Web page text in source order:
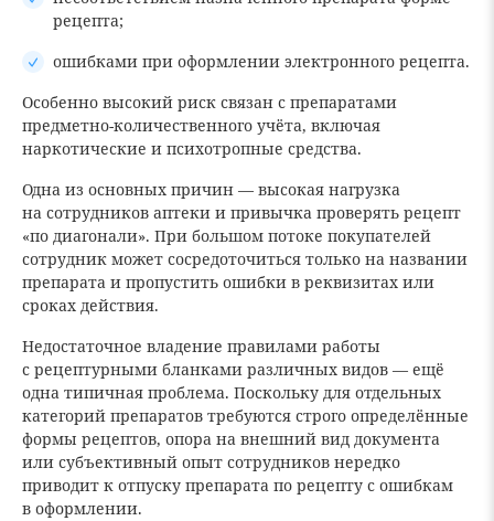
рецепта;
ошибками при оформлении электронного рецепта.
Особенно высокий риск связан с препаратами
предметно-количественного учёта, включая
наркотические и психотропные средства.
Одна из основных причин — высокая нагрузка
на сотрудников аптеки и привычка проверять рецепт
«по диагонали». При большом потоке покупателей
сотрудник может сосредоточиться только на названии
препарата и пропустить ошибки в реквизитах или
сроках действия.
Недостаточное владение правилами работы
с рецептурными бланками различных видов — ещё
одна типичная проблема. Поскольку для отдельных
категорий препаратов требуются строго определённые
формы рецептов, опора на внешний вид документа
или субъективный опыт сотрудников нередко
приводит к отпуску препарата по рецепту с ошибкам
в оформлении.